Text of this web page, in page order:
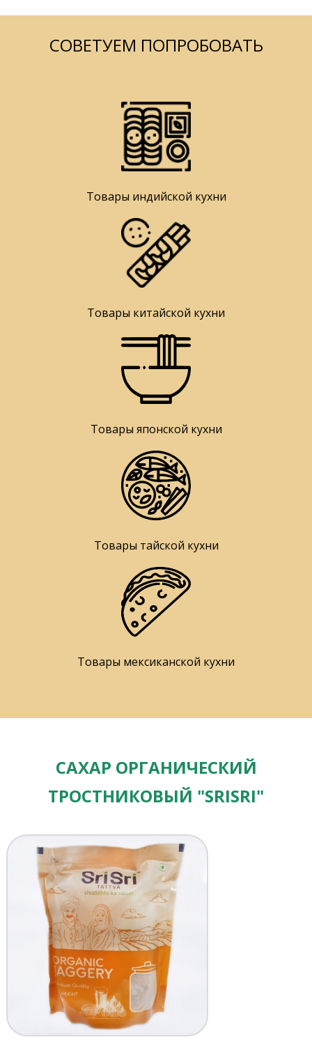
СОВЕТУЕМ ПОПРОБОВАТЬ
Товары индийской кухни
Товары китайской кухни
Товары японской кухни
Товары тайской кухни
Товары мексиканской кухни
САХАР ОРГАНИЧЕСКИЙ
ТРОСТНИКОВЫЙ "SRISRI"